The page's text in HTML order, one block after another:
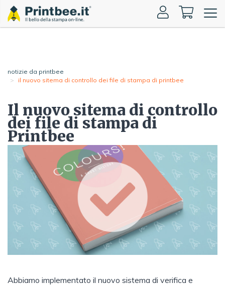
Toggle
notizie da printbee
il nuovo sitema di controllo dei file di stampa di printbee
Il nuovo sitema di controllo
dei file di stampa di
Printbee
Abbiamo implementato il nuovo sistema di verifica e